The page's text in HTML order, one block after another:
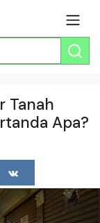
Tanah
Apa?